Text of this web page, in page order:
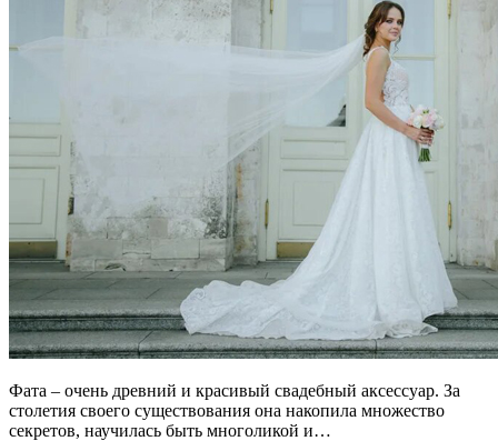
Фата – очень древний и красивый свадебный аксессуар. За
столетия своего существования она накопила множество
секретов, научилась быть многоликой и…